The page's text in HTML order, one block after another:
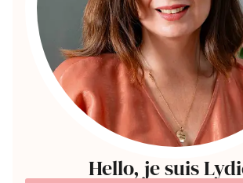
Hello, je suis